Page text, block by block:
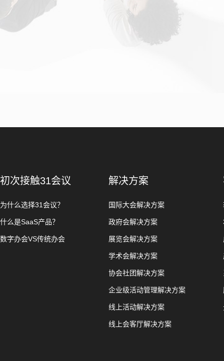
初次接触31会议
为什么选择31会议？
什么是SaaS产品？
数字办会VS传统办会
解决方案
国际大会解决方案
政府会解决方案
展览会解决方案
学术会解决方案
协会社团解决方案
企业级活动管理解决方案
线上活动解决方案
线上会客厅解决方案